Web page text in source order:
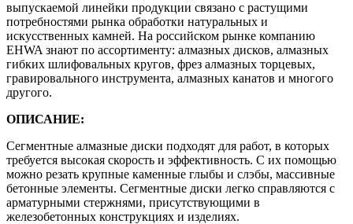
выпускаемой линейки продукции связано с растущими
потребностями рынка обработки натуральных и
искусственных камней. На российском рынке компанию
EHWA знают по ассортименту: алмазных дисков, алмазных
гибких шлифовальных кругов, фрез алмазных торцевых,
гравировального инструмента, алмазных канатов и многого
другого.
ОПИСАНИЕ:
Сегментные алмазные диски подходят для работ, в которых
требуется высокая скорость и эффективность. С их помощью
можно резать крупные каменные глыбы и слэбы, массивные
бетонные элементы. Сегментные диски легко справляются с
арматурными стержнями, присутствующими в
железобетонных конструкциях и изделиях.